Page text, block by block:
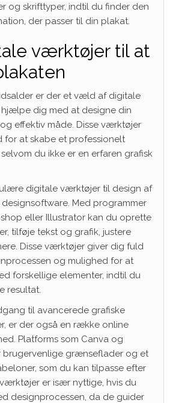
og skrifttyper, indtil du finder den
der passer til din plakat.
værktøjer til at
er der et væld af digitale
dig med at designe din
effektiv måde. Disse værktøjer
for at skabe et professionelt
du ikke er en erfaren grafisk
digitale værktøjer til design af
Med programmer
eller Illustrator kan du oprette
tilføje tekst og grafik, justere
Disse værktøjer giver dig fuld
og mulighed for at
forskellige elementer, indtil du
resultat.
til avancerede grafiske
er der også en række online
Platforms som Canva og
brugervenlige grænseflader og et
som du kan tilpasse efter
er især nyttige, hvis du
designprocessen, da de guider